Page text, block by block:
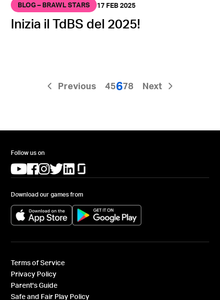
BLOG – BRAWL STARS 17 FEB 2025
Inizia il TdBS del 2025!
Previous 45678 Next
Follow us on
(opens in a new tab)
(opens in a new tab)
(opens in a new tab)
(opens in a new tab)
(opens in a new tab)
Download our games from
(opens in a new tab) (opens in a new tab)
Terms of Service
Privacy Policy
Parent's Guide
Safe and Fair Play Policy